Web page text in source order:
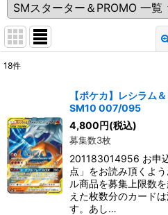
並び順:
絞り込
18件
【ポケカ】レシラム
SM10 007/095
4,800円(税込)
募集数3枚
201183014956 お申
点」をお読み頂くよ
ル商品を募集上限数
えた枚数分のカード
す。あし…